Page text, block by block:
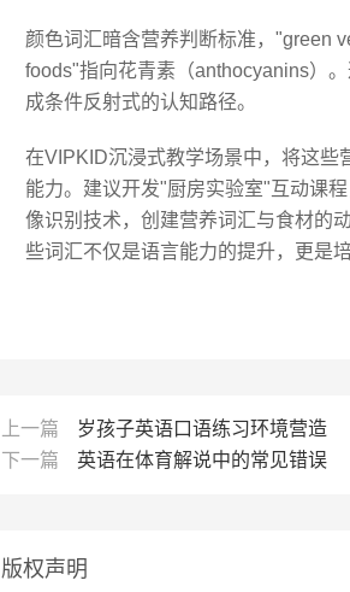
颜色词汇暗含营养判断标准，"green
foods"指向花青素（anthocyanins）
成条件反射式的认知路径。
在VIPKID沉浸式教学场景中，将这些
能力。建议开发"厨房实验室"互动课
像识别技术，创建营养词汇与食材的
些词汇不仅是语言能力的提升，更是
上一篇
岁孩子英语口语练习环境营造
下一篇
英语在体育解说中的常见错误
版权声明